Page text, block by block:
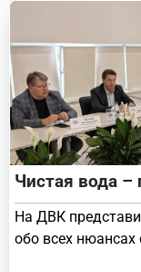
Чистая вода
На ДВК
обо всех нюансах